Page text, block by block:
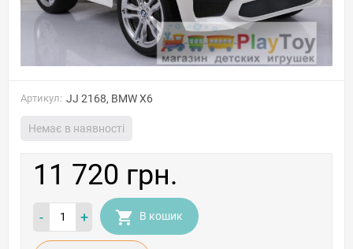
Артикул: JJ 2168, BMW X6
Немає в наявності
11 720 грн.
- + В кошик